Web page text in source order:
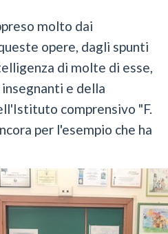
molto dai
opere, dagli spunti
di molte di esse,
e della
comprensivo "F.
per l'esempio che ha